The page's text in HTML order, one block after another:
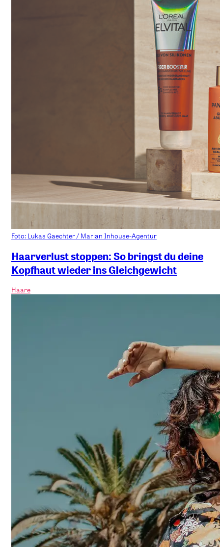
Foto: Lukas Gaechter / Marian Inhouse-Agentur
Haarverlust stoppen: So bringst du deine
Kopfhaut wieder ins Gleichgewicht
Haare